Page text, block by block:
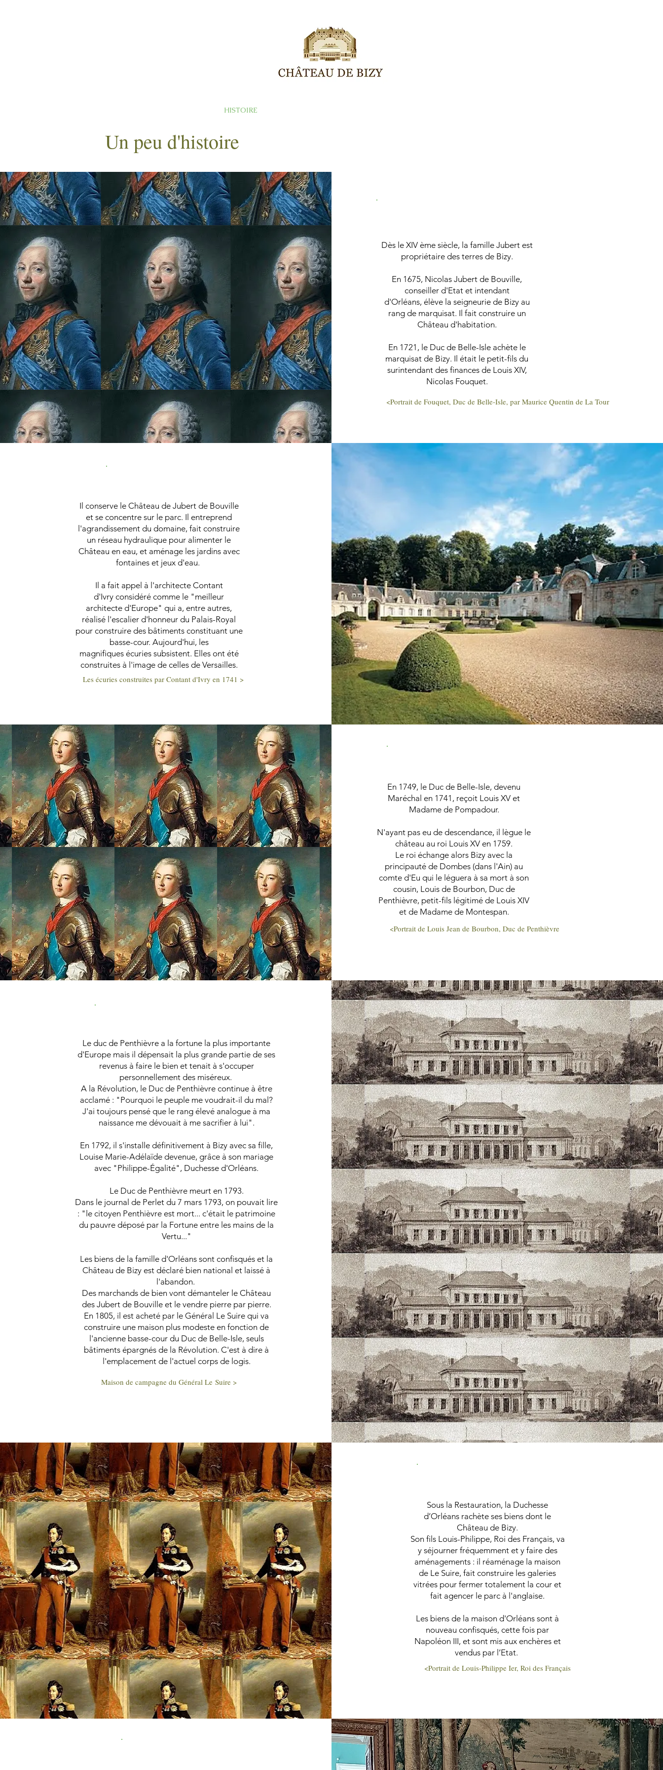
HISTOIRE
Un peu d'histoire
Dès le XIV ème siècle, la famille Jubert est
propriétaire des terres de Bizy.
En 1675, Nicolas Jubert de Bouville,
conseiller d'Etat et intendant
d'Orléans, élève la seigneurie de Bizy au
rang de marquisat. Il fait construire un
Château d'habitation.
En 1721, le Duc de Belle-Isle achète le
marquisat de Bizy. Il était le petit-fils du
surintendant des finances de Louis XIV,
Nicolas Fouquet.
<Portrait de Fouquet, Duc de Belle-Isle, par Maurice Quentin de La Tour
Il conserve le Château de Jubert de Bouville
et se concentre sur le parc. Il entreprend
l'agrandissement du domaine, fait construire
un réseau hydraulique pour alimenter le
Château en eau, et aménage les jardins avec
fontaines et jeux d'eau.
Il a fait appel à l'architecte Contant
d'Ivry considéré comme le "meilleur
architecte d'Europe" qui a, entre autres,
réalisé l'escalier d'honneur du Palais-Royal
pour construire des bâtiments constituant une
basse-cour. Aujourd'hui, les
magnifiques écuries subsistent. Elles ont été
construites à l'image de celles de Versailles.
Les écuries construites par Contant d'Ivry en 1741 >
En 1749, le Duc de Belle-Isle, devenu
Maréchal en 1741, reçoit Louis XV et
Madame de Pompadour.
N'ayant pas eu de descendance, il lègue le
château au roi Louis XV en 1759.
Le roi échange alors Bizy avec la
principauté de Dombes (dans l'Ain) au
comte d'Eu qui le léguera à sa mort à son
cousin, Louis de Bourbon, Duc de
Penthièvre, petit-fils légitimé de Louis XIV
et de Madame de Montespan.
<Portrait de Louis Jean de Bourbon, Duc de Penthièvre
Le duc de Penthièvre a la fortune la plus importante
d'Europe mais il dépensait la plus grande partie de ses
revenus à faire le bien et tenait à s'occuper
personnellement des miséreux.
A la Révolution, le Duc de Penthièvre continue à être
acclamé : "Pourquoi le peuple me voudrait-il du mal?
J'ai toujours pensé que le rang élevé analogue à ma
naissance me dévouait à me sacrifier à lui".
En 1792, il s'installe définitivement à Bizy avec sa fille,
Louise Marie-Adélaïde devenue, grâce à son mariage
avec "Philippe-Égalité", Duchesse d'Orléans.
Le Duc de Penthièvre meurt en 1793.
Dans le journal de Perlet du 7 mars 1793, on pouvait lire
: "le citoyen Penthièvre est mort... c'était le patrimoine
du pauvre déposé par la Fortune entre les mains de la
Vertu..."
Les biens de la famille d'Orléans sont confisqués et la
Château de Bizy est déclaré bien national et laissé à
l'abandon.
Des marchands de bien vont démanteler le Château
des Jubert de Bouville et le vendre pierre par pierre.
En 1805, il est acheté par le Général Le Suire qui va
construire une maison plus modeste en fonction de
l'ancienne basse-cour du Duc de Belle-Isle, seuls
bâtiments épargnés de la Révolution. C'est à dire à
l'emplacement de l'actuel corps de logis.
Maison de campagne du Général Le Suire >
Sous la Restauration, la Duchesse
d’Orléans rachète ses biens dont le
Château de Bizy.
Son fils Louis-Philippe, Roi des Français, va
y séjourner fréquemment et y faire des
aménagements : il réaménage la maison
de Le Suire, fait construire les galeries
vitrées pour fermer totalement la cour et
fait agencer le parc à l'anglaise.
Les biens de la maison d'Orléans sont à
nouveau confisqués, cette fois par
Napoléon III, et sont mis aux enchères et
vendus par l’Etat.
<Portrait de Louis-Philippe Ier, Roi des Français